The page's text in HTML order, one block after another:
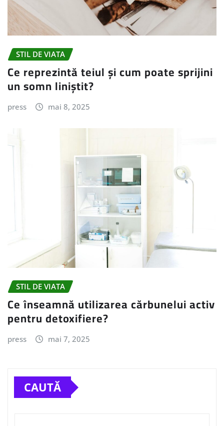
STIL DE VIATA
Ce reprezintă teiul și cum poate sprijini
un somn liniștit?
press mai 8, 2025
STIL DE VIATA
Ce înseamnă utilizarea cărbunelui activ
pentru detoxifiere?
press mai 7, 2025
CAUTĂ